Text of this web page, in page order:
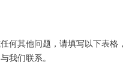
何其他问题，请填写以下表格，
我们联系。